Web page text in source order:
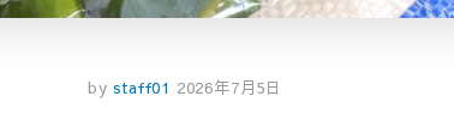
by staff01 2026年7月5日